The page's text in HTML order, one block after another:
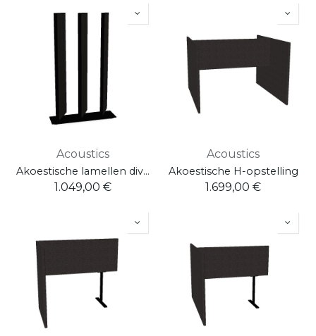
Acoustics
Akoestische lamellen divider - Small
1.049,00 €
Acoustics
Akoestische H-opstelling
1.699,00 €